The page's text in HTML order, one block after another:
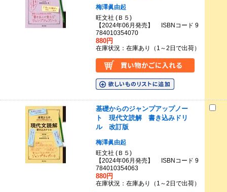
梅澤眞由起
旺文社 (Ｂ５)
【2024年06月発売】 ISBNコード 9
784010354070
880円
在庫状況：在庫あり（1～2日で出荷）
基礎からのジャンプアップノー
ト 現代文読解 書き込みドリ
ル 改訂版
梅澤眞由起
旺文社 (Ｂ５)
【2024年06月発売】 ISBNコード 9
784010354063
880円
在庫状況：在庫あり（1～2日で出荷）